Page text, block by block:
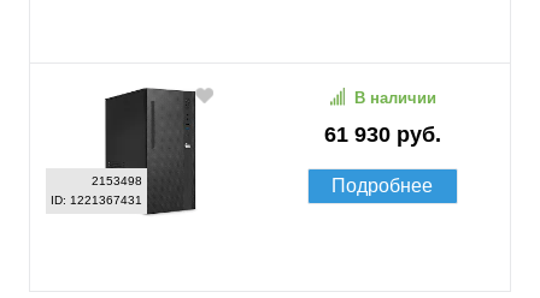
2153498
ID: 1221367431
61 930 руб.
В наличии
Подробнее